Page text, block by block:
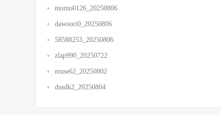
momo0126_20250806
dawoori0_20250806
58588253_20250806
zlap990_20250722
muse62_20250802
dusdk2_20250804